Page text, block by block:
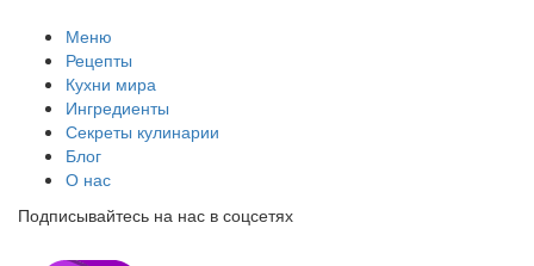
Меню
Рецепты
Кухни мира
Ингредиенты
Секреты кулинарии
Блог
О нас
Подписывайтесь на нас в соцсетях